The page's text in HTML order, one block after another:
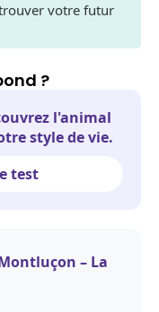
votre futur
?
l'animal
style de vie.
test
– La